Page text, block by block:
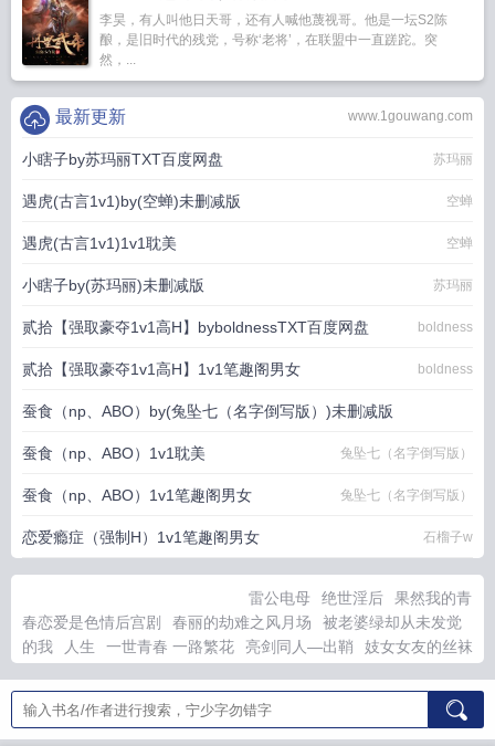
李昊，有人叫他日天哥，还有人喊他蔑视哥。他是一坛S2陈
酿，是旧时代的残党，号称‘老将’，在联盟中一直蹉跎。突
然，...
www.1gouwang.com
最新更新
小瞎子by苏玛丽TXT百度网盘 苏玛丽
遇虎(古言1v1)by(空蝉)未删减版 空蝉
遇虎(古言1v1)1v1耽美 空蝉
小瞎子by(苏玛丽)未删减版 苏玛丽
贰拾【强取豪夺1v1高H】byboldnessTXT百度网盘 boldness
贰拾【强取豪夺1v1高H】1v1笔趣阁男女 boldness
蚕食（np、ABO）by(兔坠七（名字倒写版）)未删减版
兔坠七（名字倒写版）
蚕食（np、ABO）1v1耽美 兔坠七（名字倒写版）
蚕食（np、ABO）1v1笔趣阁男女 兔坠七（名字倒写版）
恋爱瘾症（强制H）1v1笔趣阁男女 石榴子w
雷公电母 绝世淫后
果然我的青
春恋爱是色情后宫剧
春丽的劫难之风月场
被老婆绿却从未发觉
的我
人生 一世青春 一路繁花 亮剑同人—出鞘
妓女女友的丝袜
西游
至卑微的人们 妈妈的欲臀（重生之我的美艳教师妈妈）
太
上忘情炉鼎
异界领主生涯 长腿女神是我的淫荡天使
娇妻